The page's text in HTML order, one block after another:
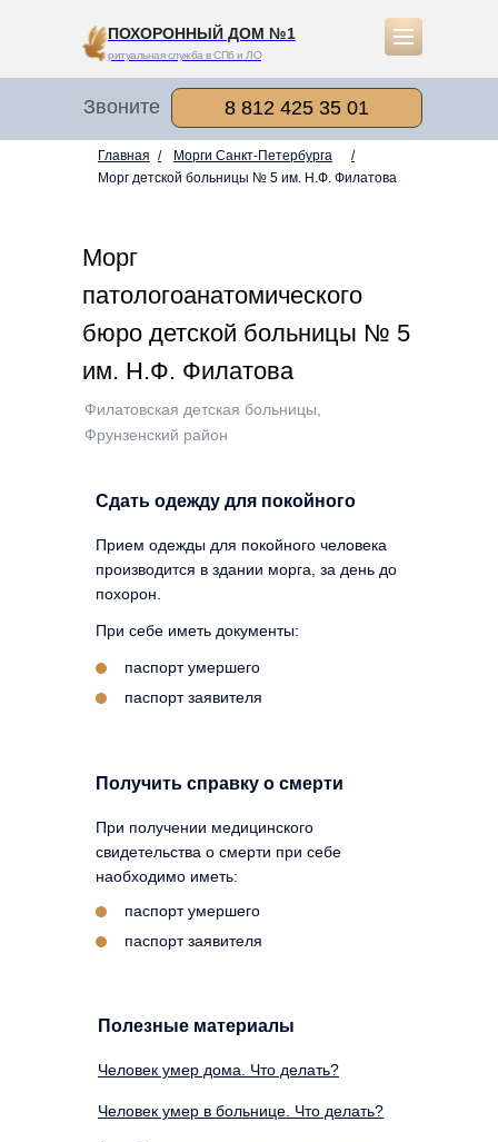
ПОХОРОННЫЙ ДОМ №1
ритуальная служба в СПб и ЛО
8 812 425 35 01
Звоните
Главная / Морги Санкт-Петербурга
/
Морг детской больницы № 5 им. Н.Ф. Филатова
Морг
патологоанатомического
бюро детской больницы № 5
им. Н.Ф. Филатова
Филатовская детская больницы,
Фрунзенский район
Получить справку о смерти
При получении медицинского
свидетельства о смерти при себе
наобходимо иметь:
паспорт умершего
паспорт заявителя
Сдать одежду для покойного
Прием одежды для покойного человека
производится в здании морга, за день до
похорон.
При себе иметь документы:
паспорт умершего
паспорт заявителя
Человек умер дома. Что делать?
Человек умер в больнице. Что делать?
Полезные материалы